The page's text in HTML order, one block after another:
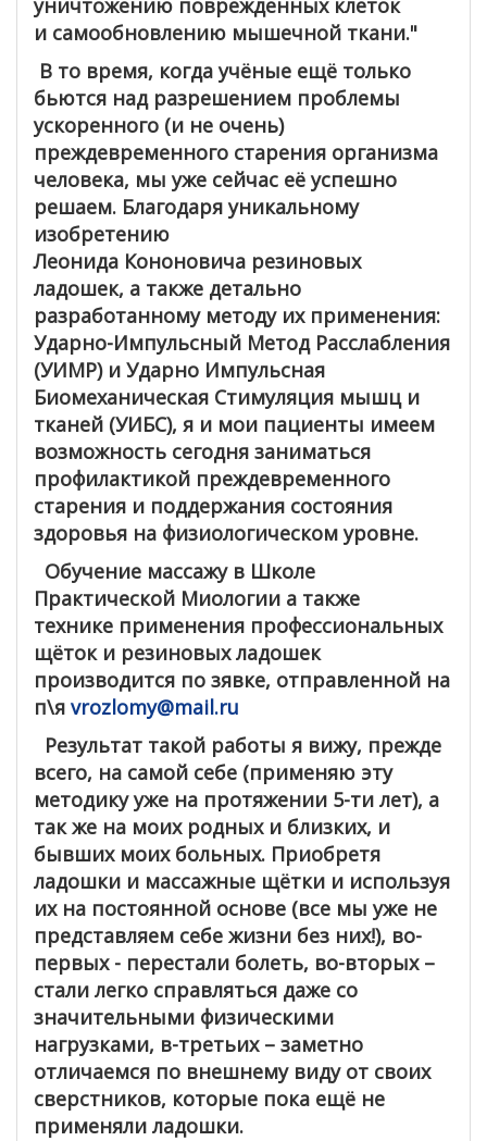
уничтожению поврежденных клеток
и самообновлению мышечной ткани."
В то время, когда учёные ещё только
бьются над разрешением проблемы
ускоренного (и не очень)
преждевременного старения организма
человека, мы уже сейчас её успешно
решаем. Благодаря уникальному
изобретению
Леонида Кононовича резиновых
ладошек, а также детально
разработанному методу их применения:
Ударно-Импульсный Метод Расслабления
(УИМР) и Ударно Импульсная
Биомеханическая Стимуляция мышц и
тканей (УИБС), я и мои пациенты имеем
возможность сегодня заниматься
профилактикой преждевременного
старения и поддержания состояния
здоровья на физиологическом уровне.
Обучение массажу в Школе
Практической Миологии а также
технике применения профессиональных
щёток и резиновых ладошек
производится по зявке, отправленной на
п\я vrozlomy@mail.ru
Результат такой работы я вижу, прежде
всего, на самой себе (применяю эту
методику уже на протяжении 5-ти лет), а
так же на моих родных и близких, и
бывших моих больных. Приобретя
ладошки и массажные щётки и используя
их на постоянной основе (все мы уже не
представляем себе жизни без них!), во-
первых - перестали болеть, во-вторых –
стали легко справляться даже со
значительными физическими
нагрузками, в-третьих – заметно
отличаемся по внешнему виду от своих
сверстников, которые пока ещё не
применяли ладошки.